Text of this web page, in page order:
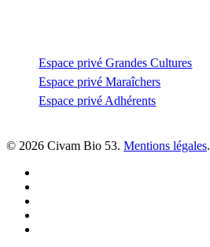
Espace privé Grandes Cultures
Espace privé Maraîchers
Espace privé Adhérents
© 2026 Civam Bio 53. Mentions légales.